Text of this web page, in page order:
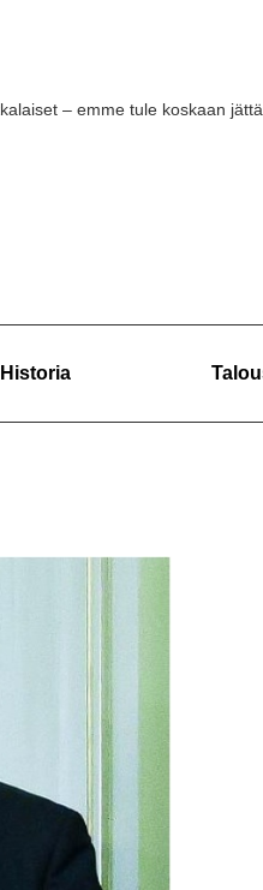
– emme tule koskaan
Historia